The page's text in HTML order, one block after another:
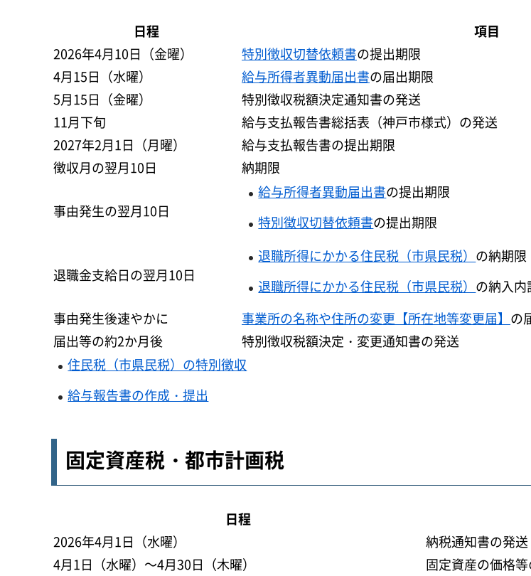
日程
項目
2026年4月10日（金曜）
特別徴収切替依頼書の提出期限
4月15日（水曜）
給与所得者異動届出書の届出期限
5月15日（金曜）
特別徴収税額決定通知書の発送
11月下旬
給与支払報告書総括表（神戸市様式）の発送
2027年2月1日（月曜）
給与支払報告書の提出期限
徴収月の翌月10日
納期限
事由発生の翌月10日
給与所得者異動届出書の提出期限
特別徴収切替依頼書の提出期限
退職金支給日の翌月10日
退職所得にかかる住民税（市県民税） の納期限
退職所得にかかる住民税（市県民税） の納入
事由発生後速やかに
事業所の名称や住所の変更【所在地等変更届】 の
届出等の約2か月後
特別徴収税額決定・変更通知書の発送
住民税（市県民税）の特別徴収
給与報告書の作成・提出
固定資産税・都市計画税
日程
2026年4月1日（水曜）
納税通知書の発送
4月1日（水曜）～4月30日（木曜）
固定資産の価格